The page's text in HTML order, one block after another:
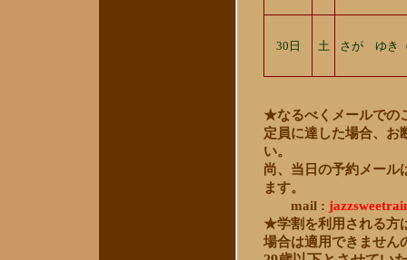
30日 土 さが ゆき
★なるべくメールでの
定員に達した場合、お
い。
尚、当日の予約メール
ます。
mail :
★学割を利用される方
場合は適用できません